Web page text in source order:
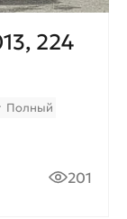
224
Полный
201